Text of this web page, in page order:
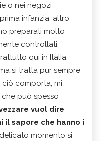
o nei negozi
infanzia, altro
preparati molto
controllati,
qui in Italia,
si tratta pur sempre
ciò comporta; mi
può spesso
vuol dire
il sapore che hanno i
momento si